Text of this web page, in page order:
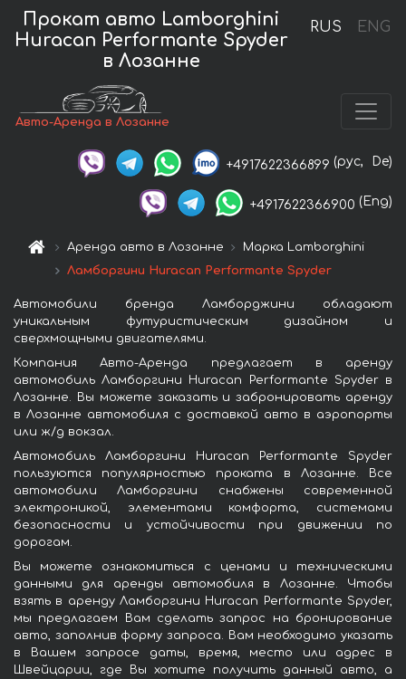
RUS ENG
Прокат авто Lamborghini
Huracan Performante Spyder
в Лозанне
Авто-Аренда в Лозанне
+4917622366899 (рус, De)
+4917622366900 (Eng)
Аренда авто в Лозанне
Марка Lamborghini
Ламборгини Huracan Performante Spyder
Автомобили бренда Ламборджини обладают
уникальным футуристическим дизайном и
сверхмощными двигателями.
Компания Авто-Аренда предлагает в аренду
автомобиль Ламборгини Huracan Performante Spyder в
Лозанне. Вы можете заказать и забронировать аренду
в Лозанне автомобиля с доставкой авто в аэропорты
или ж/д вокзал.
Автомобиль Ламборгини Huracan Performante Spyder
пользуются популярностью проката в Лозанне. Все
автомобили Ламборгини снабжены современной
электроникой, элементами комфорта, системами
безопасности и устойчивости при движении по
дорогам.
Вы можете ознакомиться с ценами и техническими
данными для аренды автомобиля в Лозанне. Чтобы
взять в аренду Ламборгини Huracan Performante Spyder,
мы предлагаем Вам сделать запрос на бронирование
авто, заполнив форму запроса. Вам необходимо указать
в Вашем запросе даты, время, место или адрес в
Швейцарии, где Вы хотите получить данный авто, а